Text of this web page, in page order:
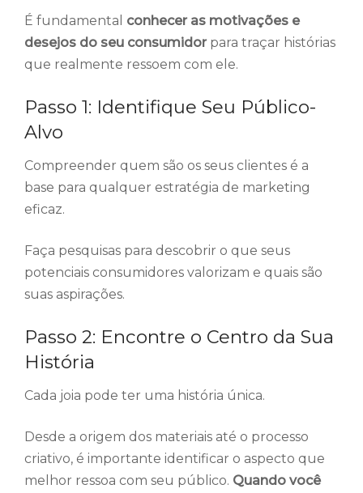
É fundamental conhecer as motivações e
desejos do seu consumidorpara traçar histórias
que realmente ressoem com ele.
Passo 1: Identifique Seu Público-
Alvo
Compreender quem são os seus clientes é a
base para qualquer estratégia de marketing
eficaz.
Faça pesquisas para descobrir o que seus
potenciais consumidores valorizam e quais são
suas aspirações.
Passo 2: Encontre o Centro da Sua
História
Cada joia pode ter uma história única.
Desde a origem dos materiais até o processo
criativo, é importante identificar o aspecto que
melhor ressoa com seu público. Quando você